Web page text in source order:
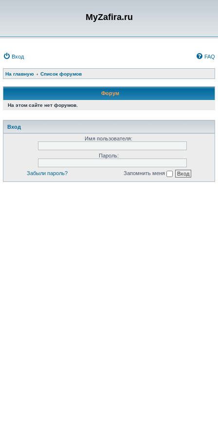
MyZafira.ru
Вход FAQ
На главную Список форумов
Форум
На этом сайте нет форумов.
Вход
Имя пользователя:
Пароль:
Забыли пароль? Запомнить меня